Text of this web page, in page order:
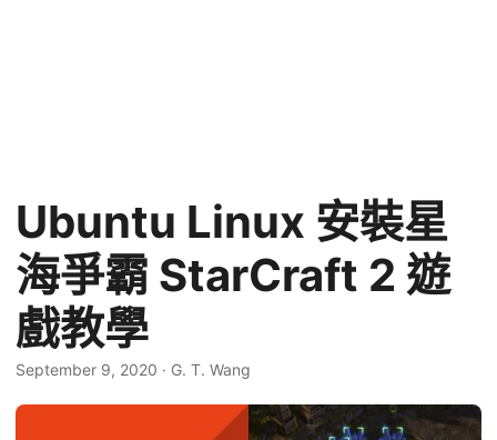
Ubuntu Linux 安裝星
海爭霸 StarCraft 2 遊
戲教學
September 9, 2020 · G. T. Wang